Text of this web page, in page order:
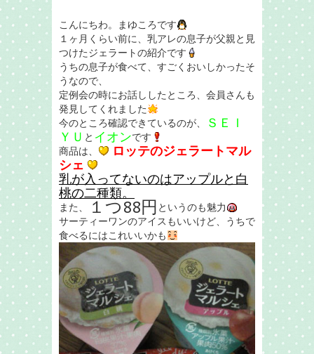
こんにちわ。まゆころです
１ヶ月くらい前に、乳アレの息子が父親と見
つけたジェラートの紹介です
うちの息子が食べて、すごくおいしかったそ
うなので、
定例会の時にお話ししたところ、会員さんも
発見してくれました
今のところ確認できているのが、
ＳＥＩ
ＹＵ と イオンです
商品は、
ロッテのジェラートマル
シェ
乳が入ってないのはアップルと白
桃の二種類。
また、 １つ88円 というのも魅力
サーティーワンのアイスもいいけど、うちで
食べるにはこれいいかも